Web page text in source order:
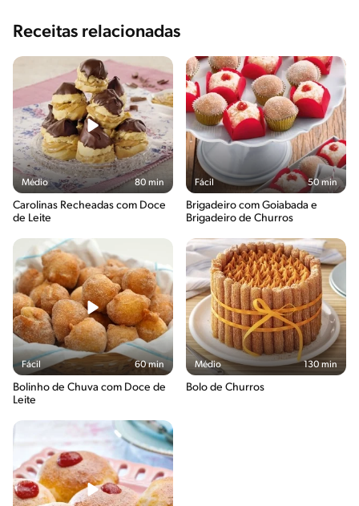
Receitas relacionadas
Médio 80 min
Carolinas Recheadas com Doce
de Leite
Fácil 50 min
Brigadeiro com Goiabada e
Brigadeiro de Churros
Fácil 60 min
Bolinho de Chuva com Doce de
Leite
Médio 130 min
Bolo de Churros